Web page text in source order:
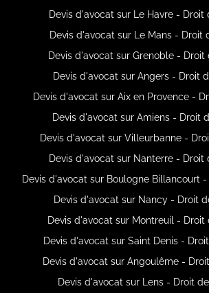
Devis d'avocat sur Le Havre - Droit
Devis d'avocat sur Le Mans - Droit
Devis d'avocat sur Grenoble - Droit
Devis d'avocat sur Angers - Droit
Devis d'avocat sur Aix en Provence -
Devis d'avocat sur Amiens - Droit
Devis d'avocat sur Villeurbanne -
Devis d'avocat sur Nanterre - Droit
Devis d'avocat sur Boulogne Billancourt
Devis d'avocat sur Nancy - Droit
Devis d'avocat sur Montreuil - Droit
Devis d'avocat sur Saint Denis -
Devis d'avocat sur Angoulême -
Devis d'avocat sur Lens - Droit